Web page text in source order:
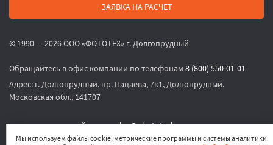
ЗАЯВКА НА РАСЧЕТ
© 1990 — 2026 ООО «ФОТОТЕХ» г. Долгопрудный
Обращайтесь в офис компании по телефонам 8 (800) 550-01-01
Адрес: г. Долгопрудный, пр. Пацаева, 7к1, Долгопрудный,
Московская обл., 141707
или по электронной почтеsales@phototech.ru
Мы используем файлы cookie, метрические программы и системы аналитики.